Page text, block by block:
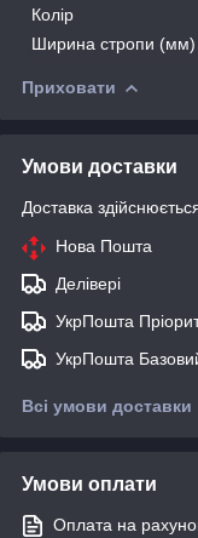
Колір
Ширина стропи (мм)
Приховати
Умови доставки
Доставка
Нова Пошта
Делівері
УкрПошта
УкрПошта
Всі умови доставки
Умови оплати
Оплата на